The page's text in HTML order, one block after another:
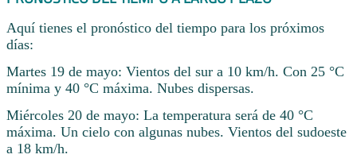
Aquí tienes el pronóstico del tiempo para los próximos
días:
Martes 19 de mayo: Vientos del sur a 10 km/h. Con 25 °C
mínima y 40 °C máxima. Nubes dispersas.
Miércoles 20 de mayo: La temperatura será de 40 °C
máxima. Un cielo con algunas nubes. Vientos del sudoeste
a 18 km/h.